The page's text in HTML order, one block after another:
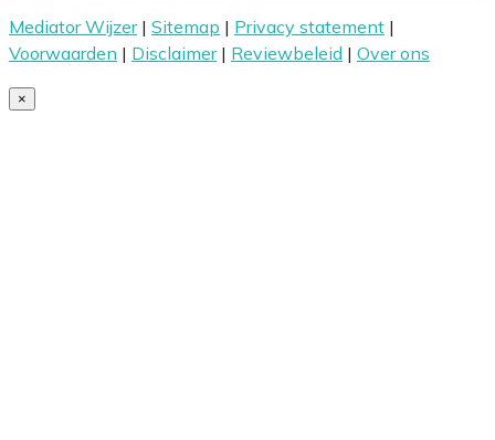
Mediator Wijzer| Sitemap | Privacy statement |
Voorwaarden | Disclaimer| Reviewbeleid | Over ons
×